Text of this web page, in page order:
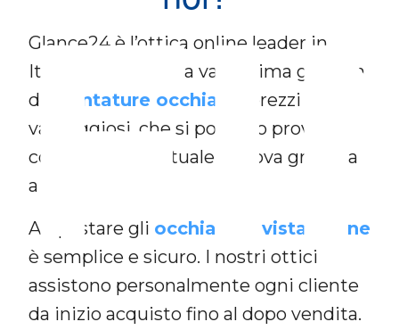
Glance24 è l’ottica online leader in
Italia, che offre una vastissima gamma
di
montature occhiali
a prezzi
vantaggiosi, che si possono provare
con specchio virtuale o prova gratuita
a casa.
Acquistare gli occhiali da vista online
è semplice e sicuro. I nostri ottici
assistono personalmente ogni cliente
da inizio acquisto fino al dopo vendita.